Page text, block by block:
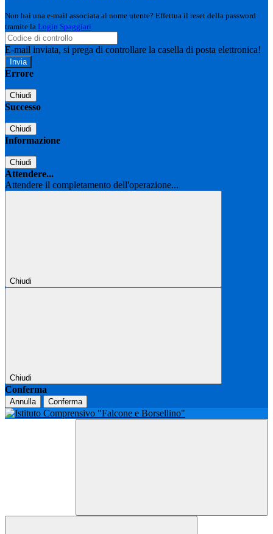
Non hai una e-mail associata al nome utente? Effettua il reset della password
tramite la Login Spaggiari
E-mail inviata, si prega di controllare la casella di posta elettronica!
Errore
Chiudi
Successo
Chiudi
Informazione
Chiudi
Attendere...
Attendere il completamento dell'operazione...
Chiudi
Chiudi
Conferma
Annulla Conferma